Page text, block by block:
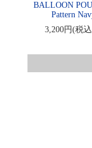
BALLOON
Pattern
3,200円(税